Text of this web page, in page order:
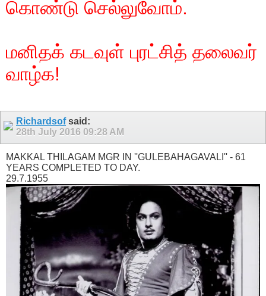
கொண்டு செல்லுவோம்.
மனிதக் கடவுள் புரட்சித் தலைவர்
வாழ்க!
Richardsofsaid:
28th July 2016 09:28 AM
MAKKAL THILAGAM MGR IN ''GULEBAHAGAVALI'' - 61
YEARS COMPLETED TO DAY.
29.7.1955